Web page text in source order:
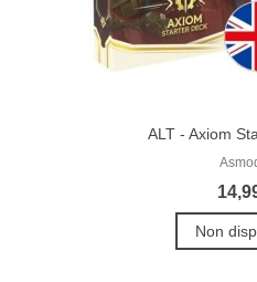
ALT - Axiom
Non